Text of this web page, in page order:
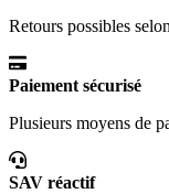
Retours possibles
Paiement sécurisé
Plusieurs moyens de
SAV réactif